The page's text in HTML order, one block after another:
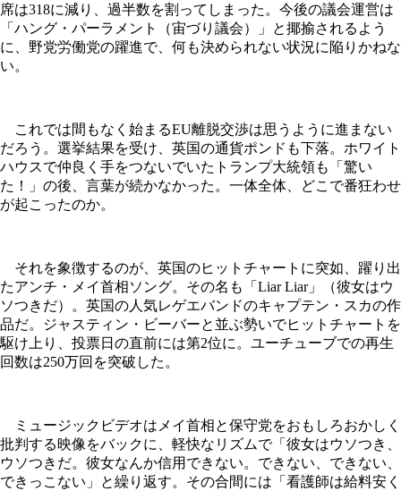
席は318に減り、過半数を割ってしまった。今後の議会運営は
「ハング・パーラメント（宙づり議会）」と揶揄されるよう
に、野党労働党の躍進で、何も決められない状況に陥りかねな
い。
これでは間もなく始まるEU離脱交渉は思うように進まない
だろう。選挙結果を受け、英国の通貨ポンドも下落。ホワイト
ハウスで仲良く手をつないでいたトランプ大統領も「驚い
た！」の後、言葉が続かなかった。一体全体、どこで番狂わせ
が起こったのか。
それを象徴するのが、英国のヒットチャートに突如、躍り出
たアンチ・メイ首相ソング。その名も「Liar Liar」（彼女はウ
ソつきだ）。英国の人気レゲエバンドのキャプテン・スカの作
品だ。ジャスティン・ビーバーと並ぶ勢いでヒットチャートを
駆け上り、投票日の直前には第2位に。ユーチューブでの再生
回数は250万回を突破した。
ミュージックビデオはメイ首相と保守党をおもしろおかしく
批判する映像をバックに、軽快なリズムで「彼女はウソつき、
ウソつきだ。彼女なんか信用できない。できない、できない、
できっこない」と繰り返す。その合間には「看護師は給料安く